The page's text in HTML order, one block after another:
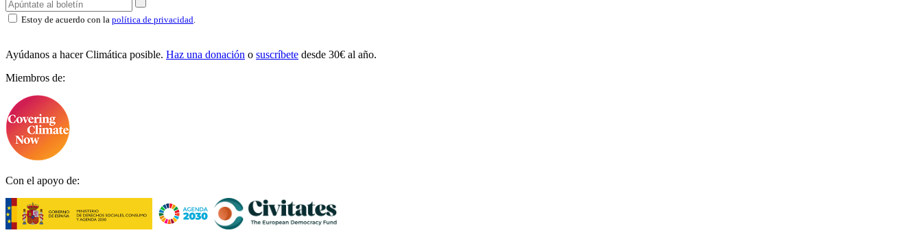
Estoy de acuerdo con la política de privacidad.
Ayúdanos a hacer Climática posible. Haz una donación o suscríbete desde 30€ al año.
Miembros de:
Con el apoyo de: